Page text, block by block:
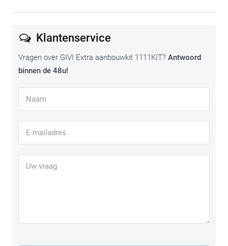
Klantenservice
Vragen over GIVI Extra aanbouwkit 1111KIT? Antwoord
binnen de 48u!